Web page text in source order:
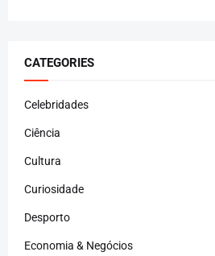
CATEGORIES
Celebridades
Ciência
Cultura
Curiosidade
Desporto
Economia & Negócios